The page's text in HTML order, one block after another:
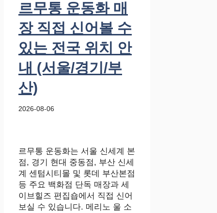
르무통 운동화 매
장 직접 신어볼 수
있는 전국 위치 안
내 (서울/경기/부
산)
2026-08-06
르무통 운동화는 서울 신세계 본
점, 경기 현대 중동점, 부산 신세
계 센텀시티몰 및 롯데 부산본점
등 주요 백화점 단독 매장과 세
이브힐즈 편집숍에서 직접 신어
보실 수 있습니다. 메리노 울 소